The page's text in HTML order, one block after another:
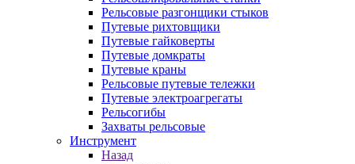
Рельсовые разгонщики стыков
Путевые рихтовщики
Путевые гайковерты
Путевые домкраты
Путевые краны
Рельсовые путевые тележки
Путевые электроагрегаты
Рельсогибы
Захваты рельсовые
Инструмент
Назад